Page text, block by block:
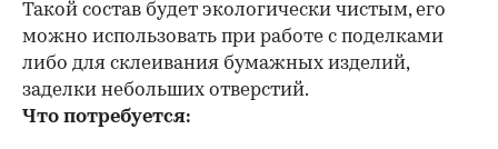
Такой состав будет экологически чистым, его
можно использовать при работе с поделками
либо для склеивания бумажных изделий,
заделки небольших отверстий.
Что потребуется: